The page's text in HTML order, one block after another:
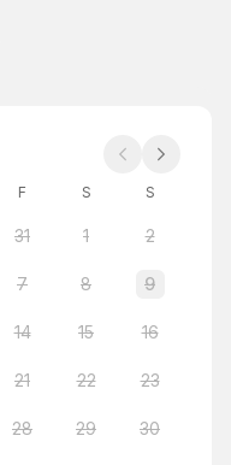
F S S
31 1 2
7 8 9
14 15 16
21 22 23
28 29 30